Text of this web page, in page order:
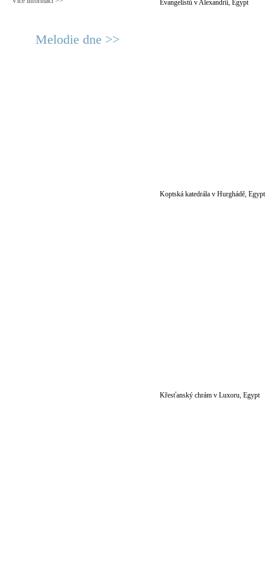
Melodie dne >>
Evangelistů v Alexandrii, Egypt
Koptská katedrála v Hurghádě, Egypt
Křesťanský chrám v Luxoru, Egypt